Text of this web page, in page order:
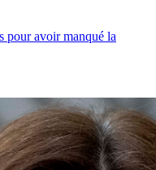
pour avoir manqué la